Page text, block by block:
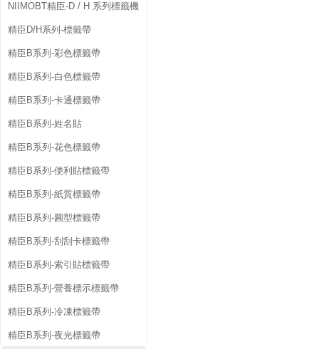
NIIMOBT精臣-D / H 系列標籤機
精臣D/H系列-標籤帶
精臣B系列-彩色標籤帶
精臣B系列-白色標籤帶
精臣B系列-卡通標籤帶
精臣B系列-姓名貼
精臣B系列-花色標籤帶
精臣B系列-便利貼標籤帶
精臣B系列-紙質標籤帶
精臣B系列-圓型標籤帶
精臣B系列-刮刮卡標籤帶
精臣B系列-索引貼標籤帶
精臣B系列-營養標示標籤帶
精臣B系列-冷凍標籤帶
精臣B系列-夜光標籤帶